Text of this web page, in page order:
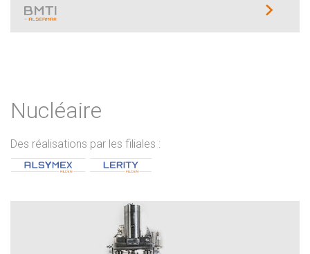
Nucléaire
Des réalisations par les filiales :